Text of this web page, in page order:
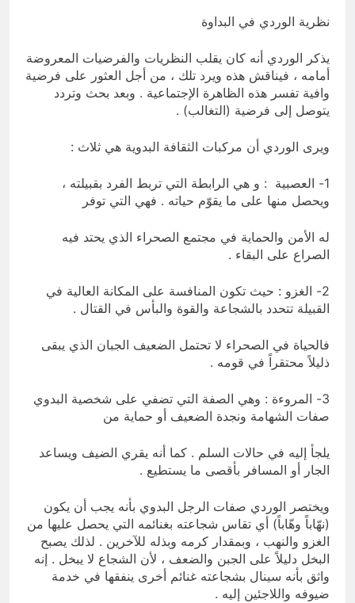
نظرية الوردي في البداوة
يذكر الوردي أنه كان يقلب النظريات والفرضيات المعروضة
أمامه ، فيناقش هذه ويرد تلك ، من أجل العثور على فرضية
وافية تفسر هذه الظاهرة الإجتماعية . وبعد بحث وتردد
يتوصل إلى فرضية (التغالب) .
ويرى الوردي أن مركبات الثقافة البدوية هي ثلاث :
1- العصبية : و هي الرابطة التي تربط الفرد بقبيلته ،
ويحصل منها على ما يقوّم حياته . فهي التي توفر
له الأمن والحماية في مجتمع الصحراء الذي يحتد فيه
الصراع على البقاء .
2- الغزو : حيث تكون المنافسة على المكانة العالية في
القبيلة تتحدد بالشجاعة والقوة والبأس في القتال .
فالحياة في الصحراء لا تحتمل الضعيف الجبان الذي يبقى
ذليلاً محتقراً في قومه .
3- المروءة : وهي الصفة التي تضفي على شخصية البدوي
صفات الشهامة ونجدة الضعيف أو حماية من
يلجأ إليه في حالات السلم . كما أنه يقري الضيف ويساعد
الجار أو المسافر بأقصى ما يستطيع .
ويختصر الوردي صفات الرجل البدوي بأنه يجب أن يكون
(نهّاباً وهّاباً) أي تقاس شجاعته بغنائمه التي يحصل عليها من
الغزو والنهب ، وبمقدار كرمه وبذله للآخرين . لذلك يصبح
البخل دليلاً على الجبن والضعف ، لأن الشجاع لا يبخل . إنه
واثق بأنه سينال بشجاعته غنائم أخرى ينفقها في خدمة
ضيوفه واللاجئين إليه .